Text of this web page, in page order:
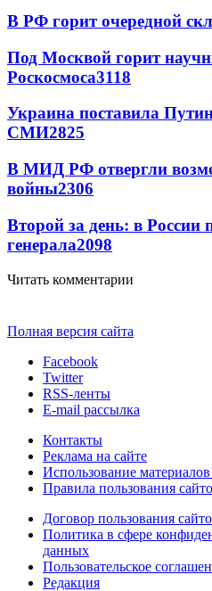
В РФ горит очередной
Под Москвой горит
Роскосмоса3118
Украина поставила
СМИ2825
В МИД РФ отвергли
войны2306
Второй за день: в России
генерала2098
Читать комментарии
Полная версия сайта
Facebook
Twitter
RSS-ленты
E-mail рассылка
Контакты
Реклама на сайте
Использование
Правила пользования
Договор пользования
Политика в сфере
данных
Пользовательское
Редакция